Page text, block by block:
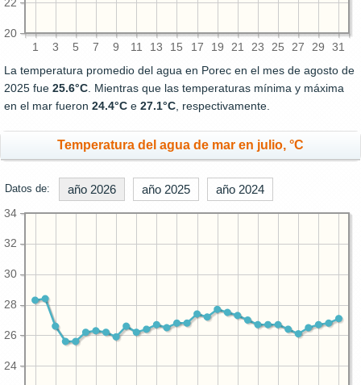
1 3 5 7 9 11 13 15 17 19 21 23 25 27 29 31
20
22
La temperatura promedio del agua en Porec en el mes de agosto de
2025 fue 25.6°C . Mientras que las temperaturas mínima y máxima
en el mar fueron 24.4°C e 27.1°C , respectivamente.
Temperatura del agua de mar en julio, °C
Datos de: año 2026 año 2025 año 2024
24
26
28
30
32
34